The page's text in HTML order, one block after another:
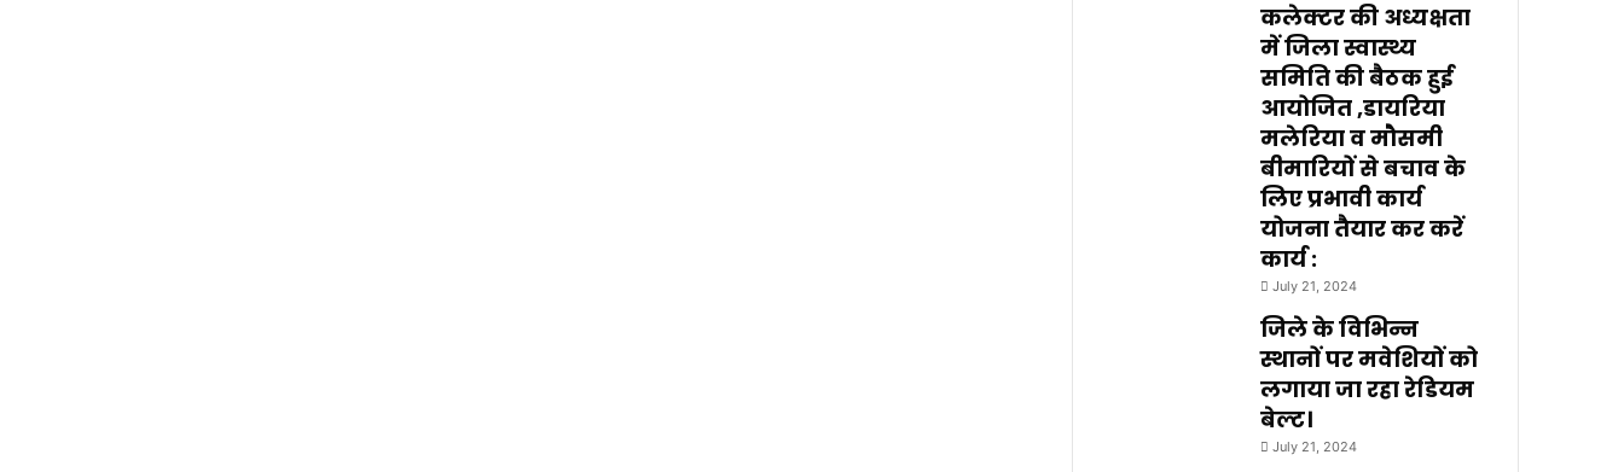
कलेक्टर की अध्यक्षता
में जिला स्वास्थ्य
समिति की बैठक हुई
आयोजित ,डायरिया
मलेरिया व मौसमी
बीमारियों से बचाव के
लिए प्रभावी कार्य
योजना तैयार कर करें
कार्य :
July 21, 2024
जिले के विभिन्न
स्थानों पर मवेशियों को
लगाया जा रहा रेडियम
बेल्ट।
July 21, 2024